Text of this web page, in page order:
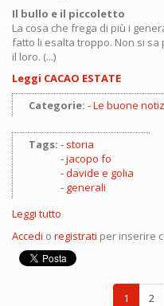
Il bullo e il piccoletto
La cosa che frega di più i
fatto li esalta troppo. Non si
il loro. (...)
Leggi CACAO ESTATE
Categorie:
Le buone
Tags:
storia
jacopo fo
davide e golia
generali
Leggi tutto
vera
storia
del
Accedi o registrati per inserire
1 2